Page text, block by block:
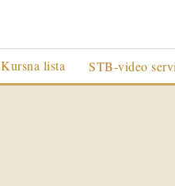
Kursna lista STB-video